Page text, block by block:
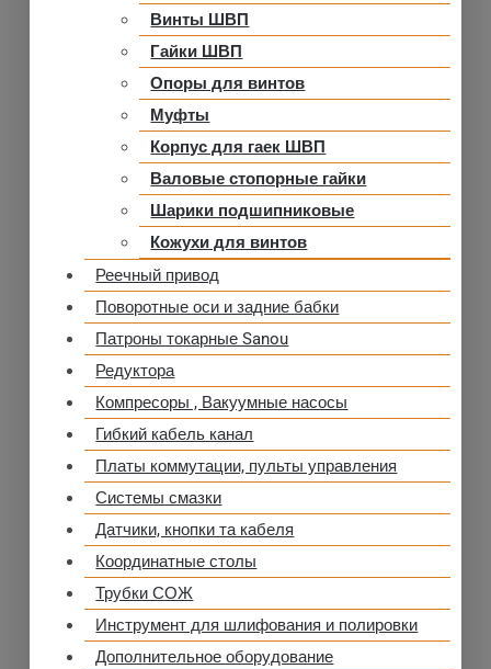
Винты ШВП
Гайки ШВП
Опоры для винтов
Муфты
Корпус для гаек ШВП
Валовые стопорные гайки
Шарики подшипниковые
Кожухи для винтов
Реечный привод
Поворотные оси и задние бабки
Патроны токарные Sanou
Редуктора
Компресоры , Вакуумные насосы
Гибкий кабель канал
Платы коммутации, пульты управления
Системы смазки
Датчики, кнопки та кабеля
Координатные столы
Трубки СОЖ
Инструмент для шлифования и полировки
Дополнительное оборудование